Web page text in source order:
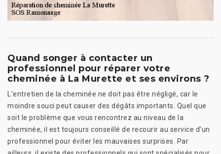
Quand songer à contacter un
professionnel pour réparer votre
cheminée à La Murette et ses environs ?
L’entretien de la cheminée ne doit pas être négligé, car le
moindre souci peut causer des dégâts importants. Quel que
soit le problème que vous rencontrez au niveau de la
cheminée, il est toujours conseillé de recourir au service d’un
professionnel pour éviter les mauvaises surprises. Par